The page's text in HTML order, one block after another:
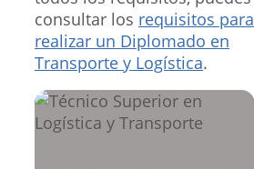
consultar los requisitos para
realizar un Diplomado en
Transporte y Logística.